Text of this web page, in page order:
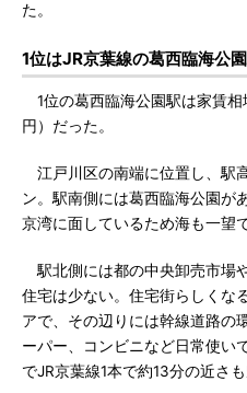
た。
1位はJR京葉線の葛西臨海公
1位の葛西臨海公園駅は家賃
円）だった。
江戸川区の南端に位置し、駅
ン。駅南側には葛西臨海公園が
京湾に面しているため海も一望
駅北側には都の中央卸売市場
住宅は少ない。住宅街らしくな
アで、その辺りには幹線道路の
ーパー、コンビニなど日常使い
でJR京葉線1本で約13分の近さも